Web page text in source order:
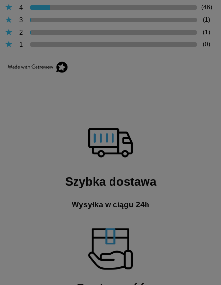
4 (46)
3 (1)
2 (1)
1 (0)
Szybka dostawa
Wysyłka w ciągu 24h